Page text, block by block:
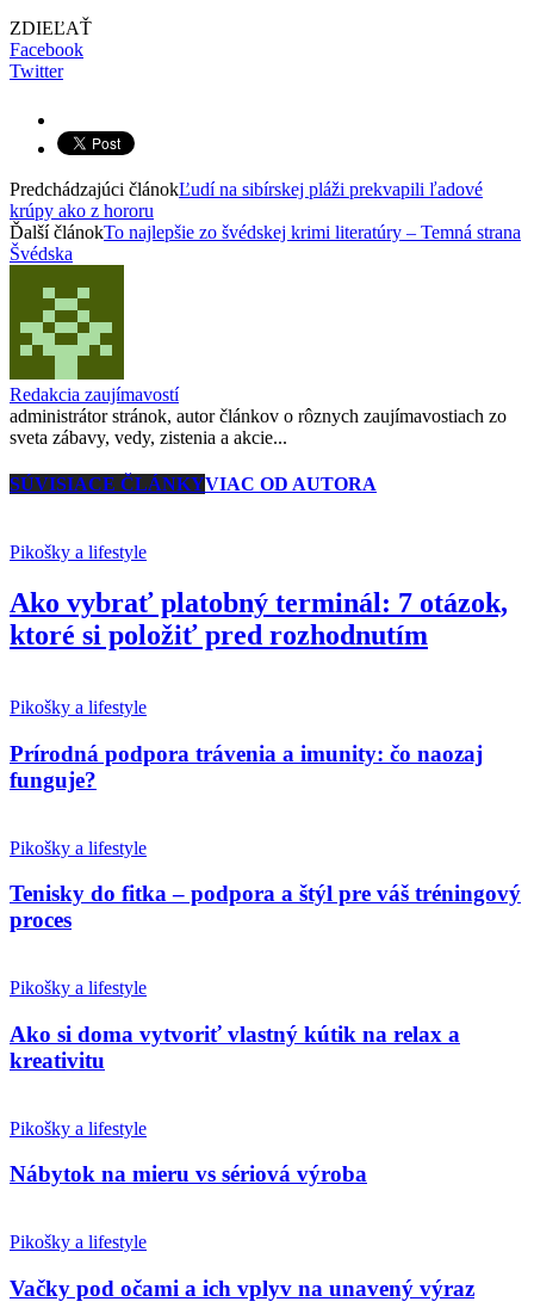
ZDIEĽAŤ
Facebook
Twitter
Predchádzajúci článokĽudí na sibírskej pláži prekvapili ľadové
krúpy ako z hororu
Ďalší článokTo najlepšie zo švédskej krimi literatúry – Temná strana
Švédska
Redakcia zaujímavostí
administrátor stránok, autor článkov o rôznych zaujímavostiach zo
sveta zábavy, vedy, zistenia a akcie...
SÚVISIACE ČLÁNKYVIAC OD AUTORA
Pikošky a lifestyle
Ako vybrať platobný terminál: 7 otázok,
ktoré si položiť pred rozhodnutím
Pikošky a lifestyle
Prírodná podpora trávenia a imunity: čo naozaj
funguje?
Pikošky a lifestyle
Tenisky do fitka – podpora a štýl pre váš tréningový
proces
Pikošky a lifestyle
Ako si doma vytvoriť vlastný kútik na relax a
kreativitu
Pikošky a lifestyle
Nábytok na mieru vs sériová výroba
Pikošky a lifestyle
Vačky pod očami a ich vplyv na unavený výraz